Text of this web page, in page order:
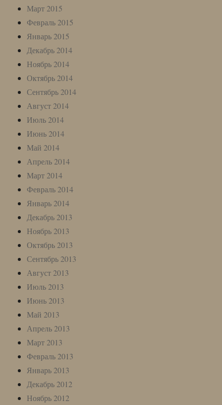
Март 2015
Февраль 2015
Январь 2015
Декабрь 2014
Ноябрь 2014
Октябрь 2014
Сентябрь 2014
Август 2014
Июль 2014
Июнь 2014
Май 2014
Апрель 2014
Март 2014
Февраль 2014
Январь 2014
Декабрь 2013
Ноябрь 2013
Октябрь 2013
Сентябрь 2013
Август 2013
Июль 2013
Июнь 2013
Май 2013
Апрель 2013
Март 2013
Февраль 2013
Январь 2013
Декабрь 2012
Ноябрь 2012